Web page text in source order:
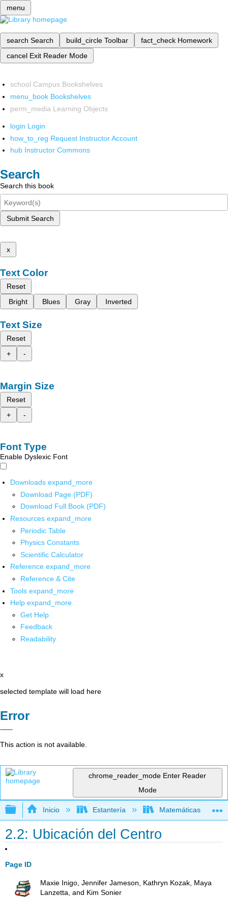
menu
search Search build_circle Toolbar fact_check Homework
cancel Exit Reader Mode
school Campus Bookshelves
menu_book Bookshelves
perm_media Learning Objects
login Login
how_to_reg Request Instructor Account
hub Instructor Commons
Search
Search this book
Submit Search
x
Text Color
Reset
Bright
Blues Gray Inverted
Text Size
Reset
+
-
Margin Size
Reset
+
-
Font Type
Enable Dyslexic Font
Downloads expand_more
Download Page (PDF)
Download Full Book (PDF)
Resources expand_more
Periodic Table
Physics Constants
Scientific Calculator
Reference expand_more
Reference & Cite
Tools expand_more
Help expand_more
Get Help
Feedback
Readability
x
selected template will load here
Error
This action is not available.
chrome_reader_mode Enter Reader
Mode
Expandir/contraer jerarquía global
Inicio Estantería Matemáticas
2.2: Ubicación del Centro
Page ID
Maxie Inigo, Jennifer Jameson, Kathryn Kozak, Maya
Lanzetta, and Kim Sonier